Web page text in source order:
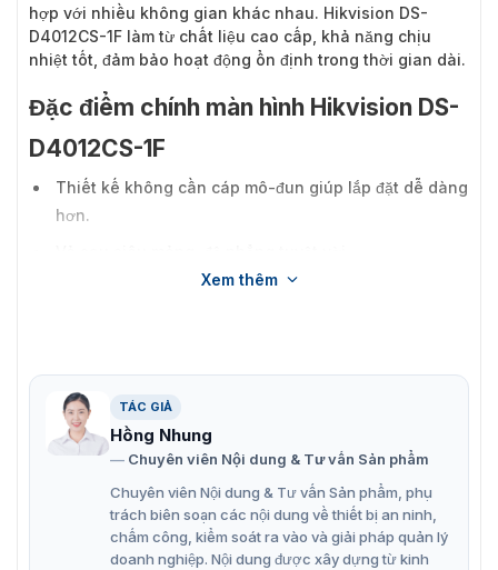
hợp với nhiều không gian khác nhau. Hikvision DS-
D4012CS-1F làm từ chất liệu cao cấp, khả năng chịu
nhiệt tốt, đảm bảo hoạt động ổn định trong thời gian dài.
Đặc điểm chính màn hình Hikvision DS-
D4012CS-1F
Thiết kế không cần cáp mô-đun giúp lắp đặt dễ dàng
hơn.
Đầu nối nguồn C13, tiêu chuẩn toàn cầu.
Thiết kế cấu trúc mô-đun, mô-đun hỗ trợ, nguồn
điện, bảo trì mặt trước của thẻ thu.
Công nghệ xử lý màu sắc tiên tiến giúp tái tạo màu
Được làm từ các vật liệu cao cấp, đảm bảo độ bền và
ổn định trong quá trình sử dụng.
Xem thêm
TÁC GIẢ
Hồng Nhung
Chuyên viên Nội dung & Tư vấn Sản phẩm
Chuyên viên Nội dung & Tư vấn Sản phẩm, phụ
trách biên soạn các nội dung về thiết bị an ninh,
chấm công, kiểm soát ra vào và giải pháp quản lý
doanh nghiệp. Nội dung được xây dựng từ kinh